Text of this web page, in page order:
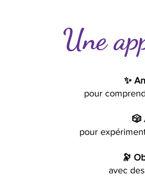
Une
✨
pour
🎲
pour
🔭
avec